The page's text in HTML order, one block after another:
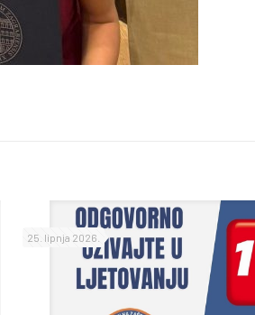
25. lipnja 2026.